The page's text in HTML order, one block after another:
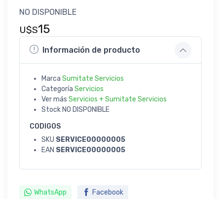
NO DISPONIBLE
U$S15
Información de producto
Marca Sumitate Servicios
Categoría Servicios
Ver más Servicios + Sumitate Servicios
Stock NO DISPONIBLE
CODIGOS
SKU SERVICE00000005
EAN SERVICE00000005
WhatsApp Facebook